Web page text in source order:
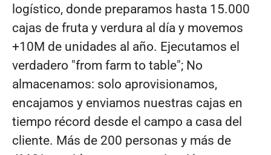
logístico, donde preparamos hasta 15.000
cajas de fruta y verdura al día y movemos
+10M de unidades al año. Ejecutamos el
verdadero "from farm to table"; No
almacenamos: solo aprovisionamos,
encajamos y enviamos nuestras cajas en
tiempo récord desde el campo a casa del
cliente. Más de 200 personas y más de